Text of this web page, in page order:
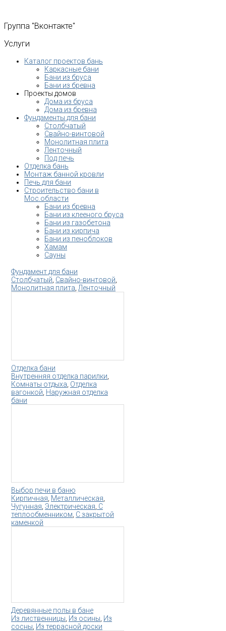
Группа "Вконтакте"
Услуги
Каталог проектов бань
Каркасные бани
Бани из бруса
Бани из бревна
Проекты домов
Дома из бруса
Дома из бревна
Фундаменты для бани
Столбчатый
Свайно-винтовой
Монолитная плита
Ленточный
Под печь
Отделка бань
Монтаж банной кровли
Печь для бани
Строительство бани в
Мос.области
Бани из бревна
Бани из клееного бруса
Бани из газобетона
Бани из кирпича
Бани из пеноблоков
Хамам
Сауны
Фундамент для бани
Столбчатый Свайно-винтовой
Монолитная плита Ленточный
Отделка бани
Внутренняя отделка парилки
Комнаты отдыха Отделка
вагонкой Наружная отделка
бани
Выбор печи в баню
Кирпичная Металлическая
Чугунная Электрическая С
теплообменником С закрытой
каменкой
Деревянные полы в бане
Из лиственницы Из осины Из
сосны Из террасной доски